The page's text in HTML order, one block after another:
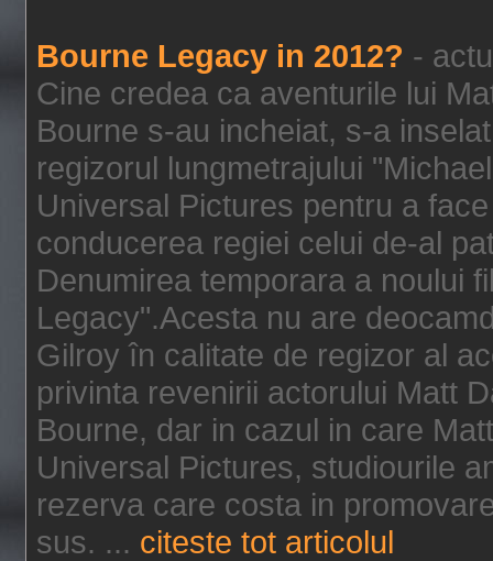
Bourne Legacy in 2012? -
Cine credea ca aventurile lui
Bourne s-au incheiat, s-a
regizorul lungmetrajului
Universal Pictures pentru a
conducerea regiei celui de-al
Denumirea temporara a noului
Legacy".Acesta nu are
Gilroy în calitate de regizor al
privinta revenirii actorului Matt
Bourne, dar in cazul in care
Universal Pictures, studiourile
rezerva care costa in
sus. ... citeste tot articolul